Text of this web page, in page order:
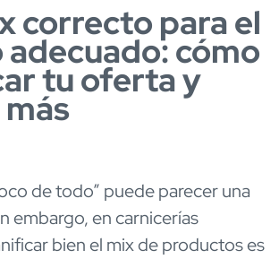
correcto para el
cómo
tu oferta y
de todo” puede parecer una
embargo, en carnicerías
bien el mix de productos es